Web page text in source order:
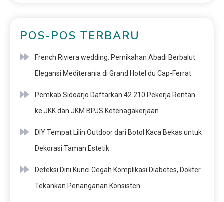
POS-POS TERBARU
French Riviera wedding: Pernikahan Abadi Berbalut
Elegansi Mediterania di Grand Hotel du Cap-Ferrat
Pemkab Sidoarjo Daftarkan 42.210 Pekerja Rentan
ke JKK dan JKM BPJS Ketenagakerjaan
DIY Tempat Lilin Outdoor dari Botol Kaca Bekas untuk
Dekorasi Taman Estetik
Deteksi Dini Kunci Cegah Komplikasi Diabetes, Dokter
Tekankan Penanganan Konsisten